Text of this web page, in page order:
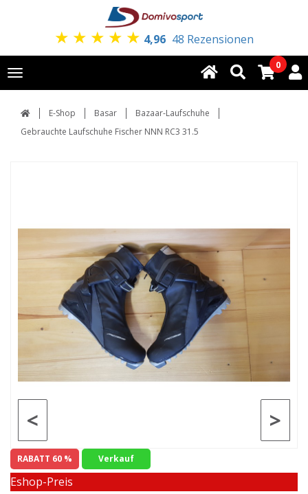
★ ★ ★ ★ ★ 4,96 48 Rezensionen
Toggle
navigation
0
E-Shop Basar
Bazaar-Laufschuhe
Gebrauchte Laufschuhe Fischer NNN RC3 31.5
>
<
RABATT 60 % Verkauf
Eshop-Preis